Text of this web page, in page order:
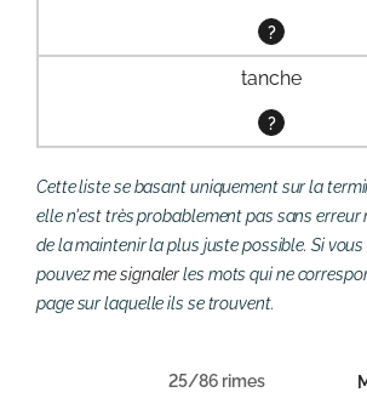
?
tanche
?
Cette liste se basant uniquement sur la
elle n'est très probablement pas sans erreur
de la maintenir la plus juste possible. Si
pouvezme signalerles mots qui ne
page sur laquelle ils se trouvent.
25/86 rimes